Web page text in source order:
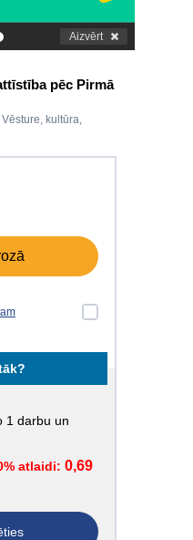
Aizvērt
pēc Pirmā
Vēsture, kultūra,
1 darbu un
atlaidi: 0,69